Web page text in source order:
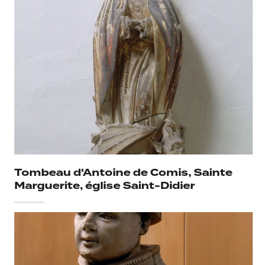
Tombeau d'Antoine de Comis, Sainte
Marguerite, église Saint-Didier